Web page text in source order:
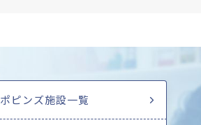
ポピンズ施設一覧